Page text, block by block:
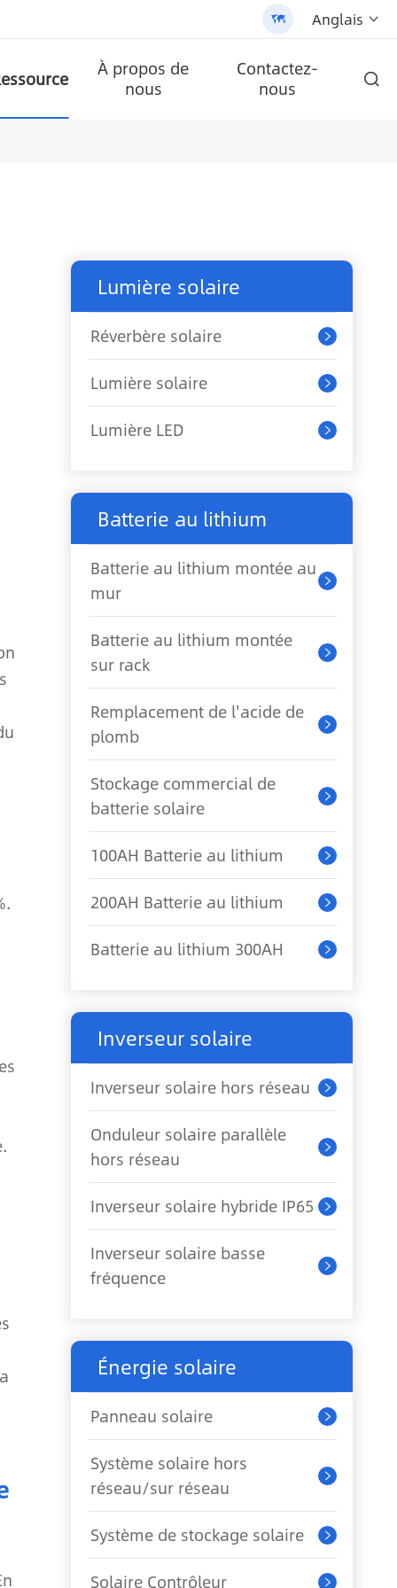
 Anglais 
À propos de
nous
Contactez-
nous

Lumière solaire
Réverbère solaire 
Lumière solaire 
Lumière LED 
Batterie au lithium
Batterie au lithium montée au
mur

Batterie au lithium montée
sur rack

Remplacement de l'acide de
plomb

Stockage commercial de
batterie solaire

100AH Batterie au lithium 
200AH Batterie au lithium 
Batterie au lithium 300AH 
Inverseur solaire
Inverseur solaire hors réseau 
Onduleur solaire parallèle
hors réseau

Inverseur solaire hybride IP65 
Inverseur solaire basse
fréquence

Énergie solaire
Panneau solaire 
Système solaire hors
réseau/sur réseau

Système de stockage solaire 
Solaire Contrôleur 